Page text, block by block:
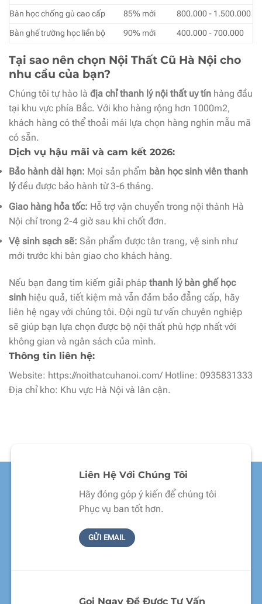
Bàn học chống gù cao cấp 85% mới
800.000 - 1.500.000
Bàn ghế trường học liền bộ
90% mới 400.000 - 700.000
Tại sao nên chọn Nội Thất Cũ Hà Nội cho
nhu cầu của bạn?
Chúng tôi tự hào là địa chỉ thanh lý nội thất uy tín hàng đầu
tại khu vực phía Bắc. Với kho hàng rộng hơn 1000m2,
khách hàng có thể thoải mái lựa chọn hàng nghìn mẫu mã
có sẵn.
Dịch vụ hậu mãi và cam kết 2026:
Bảo hành dài hạn: Mọi sản phẩm bàn học sinh viên thanh
lýđều được bảo hành từ 3-6 tháng.
Giao hàng hỏa tốc: Hỗ trợ vận chuyển trong nội thành Hà
Nội chỉ trong 2-4 giờ sau khi chốt đơn.
Vệ sinh sạch sẽ: Sản phẩm được tân trang, vệ sinh như
mới trước khi bàn giao cho khách hàng.
Nếu bạn đang tìm kiếm giải pháp thanh lý bàn ghế học
sinh hiệu quả, tiết kiệm mà vẫn đảm bảo đẳng cấp, hãy
liên hệ ngay với chúng tôi. Đội ngũ tư vấn chuyên nghiệp
sẽ giúp bạn lựa chọn được bộ nội thất phù hợp nhất với
không gian và ngân sách của mình.
Thông tin liên hệ:
Website: https://noithatcuhanoi.com/ Hotline: 0935831333
Địa chỉ kho: Khu vực Hà Nội và lân cận.
Liên Hệ Với Chúng Tôi
Hãy đóng góp ý kiến để chúng tôi
Phục vụ ban tốt hơn.
GỬI EMAIL
Gọi Ngay Để Được Tư Vấn